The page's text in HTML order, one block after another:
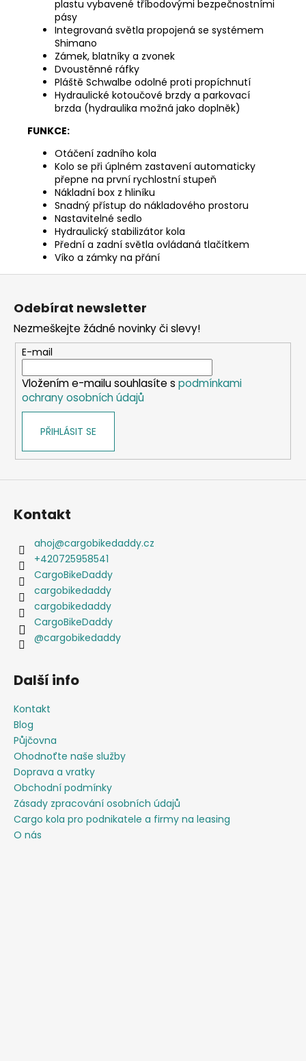
plastu vybavené tříbodovými bezpečnostními
pásy
Integrovaná světla propojená se systémem
Shimano
Zámek, blatníky a zvonek
Dvoustěnné ráfky
Pláště Schwalbe odolné proti propíchnutí
Hydraulické kotoučové brzdy a parkovací
brzda (hydraulika možná jako doplněk)
FUNKCE:
Otáčení zadního kola
Kolo se při úplném zastavení automaticky
přepne na první rychlostní stupeň
Nákladní box z hliníku
Snadný přístup do nákladového prostoru
Nastavitelné sedlo
Hydraulický stabilizátor kola
Přední a zadní světla ovládaná tlačítkem
Víko a zámky na přání
Z
Odebírat newsletter
Nezmeškejte žádné novinky či slevy!
E-mail
Vložením e-mailu souhlasíte s podmínkami
ochrany osobních údajů
PŘIHLÁSIT SE
Kontakt
ahoj@cargobikedaddy.cz
+420725958541
CargoBikeDaddy
cargobikedaddy
cargobikedaddy
CargoBikeDaddy
@cargobikedaddy
Další info
Kontakt
Blog
Půjčovna
Ohodnoťte naše služby
Doprava a vratky
Obchodní podmínky
Zásady zpracování osobních údajů
Cargo kola pro podnikatele a firmy na leasing
O nás